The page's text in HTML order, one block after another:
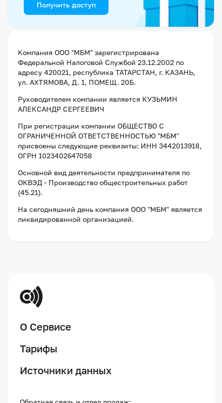
Получить доступ
Компания ООО "МБМ" зарегистрирована
Федеральной Налоговой Службой 23.12.2002 по
адресу 420021, республика ТАТАРСТАН, г. КАЗАНЬ,
ул. АХТЯМОВА, Д. 1, ПОМЕЩ. 20Б.
Руководителем компании является КУЗЬМИН
АЛЕКСАНДР СЕРГЕЕВИЧ
При регистрации компании ОБЩЕСТВО С
ОГРАНИЧЕННОЙ ОТВЕТСТВЕННОСТЬЮ "МБМ"
присвоены следующие реквизиты: ИНН 3442013918,
ОГРН 1023402647058
Основной вид деятельности предпринимателя по
ОКВЭД - Производство общестроительных работ
(45.21).
На сегодняшний день компания ООО "МБМ" является
ликвидированной организацией.
О Сервисе
Тарифы
Источники данных